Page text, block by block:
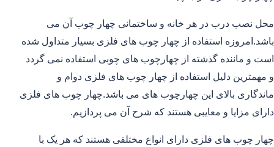
محل نصب درب در هر خانه و ساختمانی چهار چوب آن می
باشد.امروزه استفاده از چهار چوب های فلزی بسیار متداول شده
است و ماننده گذشته از چهارچوب های چوبی استفاده نمی گردد
و مهمترین دلیل استفاده از چهار چوب های فلزی دوام و
ماندگاری بالای این چهارچوب های می باشد.چهار چوب های فلزی
دارای مزایا و معایبی هستند که شرح آن می پردازیم.
چهار چوب های فلزی دارای انواع مختلفی هستند که هر یک با